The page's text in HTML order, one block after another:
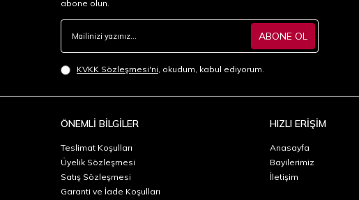
abone olun.
ABONE OL
KVKK Sözleşmesi'ni, okudum, kabul ediyorum.
ÖNEMLİ BİLGİLER
Teslimat Koşulları
Üyelik Sözleşmesi
Satış Sözleşmesi
Garanti ve İade Koşulları
HIZLI ERİŞİM
Anasayfa
Bayilerimiz
İletişim